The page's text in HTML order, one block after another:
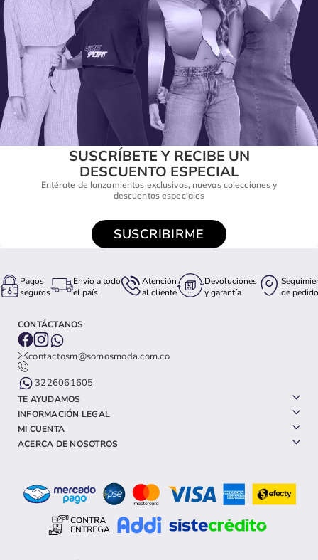
SUSCRÍBETE Y RECIBE UN
DESCUENTO ESPECIAL
Entérate de lanzamientos exclusivos, nuevas colecciones y
descuentos especiales
SUSCRIBIRME
Pagos
seguros
Envio a todo
el país
Atención
al cliente
Devoluciones
y garantía
de pedido
CONTÁCTANOS
contactosm@somosmoda.com.co
3226061605
TE AYUDAMOS
INFORMACIÓN LEGAL
MI CUENTA
ACERCA DE NOSOTROS